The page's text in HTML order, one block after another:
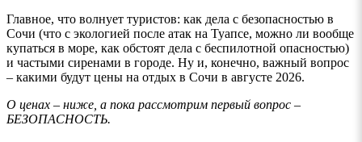
Главное, что волнует туристов: как дела с безопасностью в
Сочи (что с экологией после атак на Туапсе, можно ли вообще
купаться в море, как обстоят дела с беспилотной опасностью)
и частыми сиренами в городе. Ну и, конечно, важный вопрос
– какими будут цены на отдых в Сочи в августе 2026.
О ценах – ниже, а пока рассмотрим первый вопрос –
БЕЗОПАСНОСТЬ.